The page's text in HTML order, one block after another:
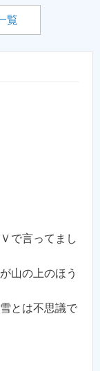
覧
で言ってまし
山の上のほう
とは不思議で